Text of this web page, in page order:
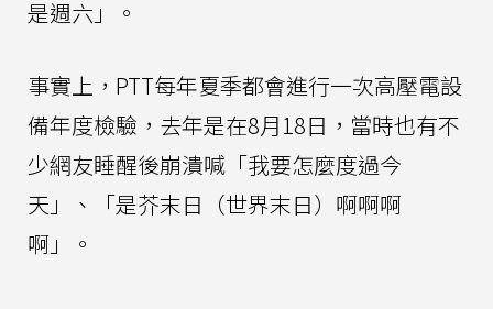
是週六」。
事實上，PTT每年夏季都會進行一次高壓電設
備年度檢驗，去年是在8月18日，當時也有不
少網友睡醒後崩潰喊「我要怎麼度過今
天」、「是芥末日（世界末日）啊啊啊
啊」。